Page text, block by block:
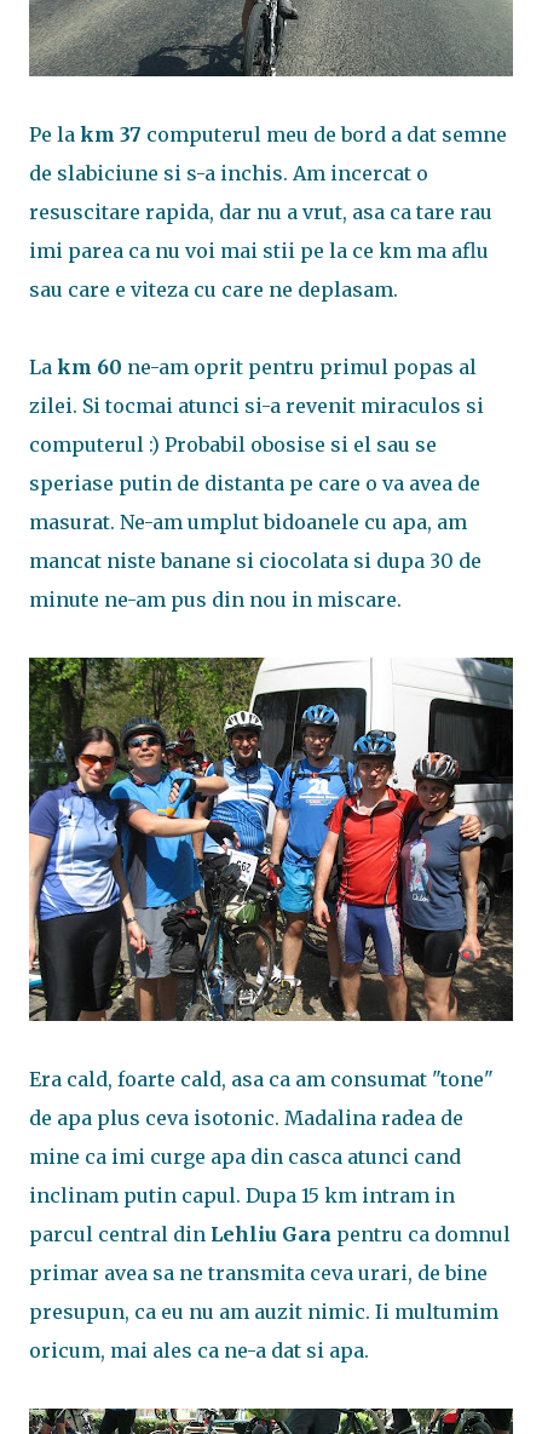
Pe la km 37 computerul meu de bord a dat semne
de slabiciune si s-a inchis. Am incercat o
resuscitare rapida, dar nu a vrut, asa ca tare rau
imi parea ca nu voi mai stii pe la ce km ma aflu
sau care e viteza cu care ne deplasam.
La km 60 ne-am oprit pentru primul popas al
zilei. Si tocmai atunci si-a revenit miraculos si
computerul :) Probabil obosise si el sau se
speriase putin de distanta pe care o va avea de
masurat. Ne-am umplut bidoanele cu apa, am
mancat niste banane si ciocolata si dupa 30 de
minute ne-am pus din nou in miscare.
Era cald, foarte cald, asa ca am consumat "tone"
de apa plus ceva isotonic. Madalina radea de
mine ca imi curge apa din casca atunci cand
inclinam putin capul. Dupa 15 km intram in
parcul central din Lehliu Gara pentru ca domnul
primar avea sa ne transmita ceva urari, de bine
presupun, ca eu nu am auzit nimic. Ii multumim
oricum, mai ales ca ne-a dat si apa.